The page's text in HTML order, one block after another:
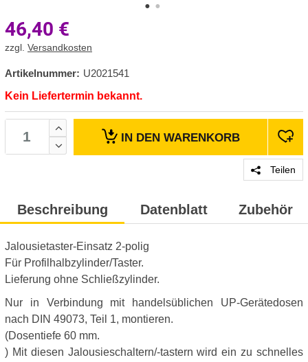
46,40 €
zzgl. Versandkosten
Artikelnummer: U2021541
Kein Liefertermin bekannt.
IN DEN WARENKORB
Teilen
Beschreibung Datenblatt Zubehör
Jalousietaster-Einsatz 2-polig
Für Profilhalbzylinder/Taster.
Lieferung ohne Schließzylinder.
Nur in Verbindung mit handelsüblichen UP-Gerätedosen
nach DIN 49073, Teil 1, montieren.
(Dosentiefe 60 mm.
) Mit diesen Jalousieschaltern/-tastern wird ein zu schnelles